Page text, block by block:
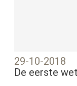
29-10-2018
De eerste